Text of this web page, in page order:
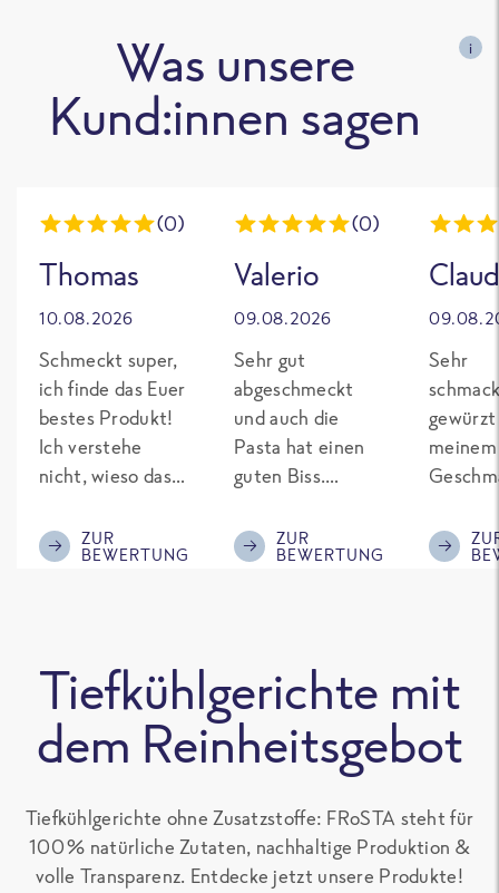
Was unsere
Kund:innen sagen
i
(0)
Thomas
10.08.2026
Schmeckt super,
ich finde das Euer
bestes Produkt!
Ich verstehe
nicht, wieso das
mehr erhältlich
ist!
ZUR
BEWERTUNG
(0)
Valerio
09.08.2026
Sehr gut
abgeschmeckt
und auch die
Pasta hat einen
guten Biss.
ZUR
BEWERTUNG
Sehr
meinem
Menge
'großen
Paprika
gern.
Tiefkühlgerichte mit
dem Reinheitsgebot
Tiefkühlgerichte ohne Zusatzstoffe: FRoSTA steht für
100 % natürliche Zutaten, nachhaltige Produktion &
volle Transparenz. Entdecke jetzt unsere Produkte!